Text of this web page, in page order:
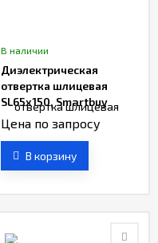
В наличии
Диэлектрическая
отвертка шлицевая
SL65x150, Smartbuy
Цена по запросу
В корзину